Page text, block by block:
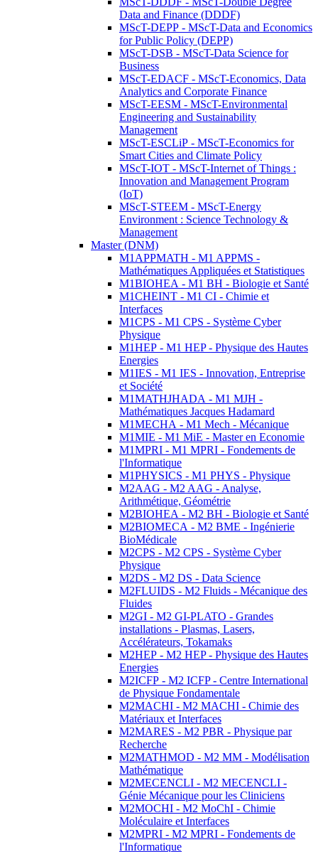
Data and Finance (DDDF)
MScT-DEPP - MScT-Data and Economics
for Public Policy (DEPP)
MScT-DSB - MScT-Data Science for
Business
MScT-EDACF - MScT-Economics, Data
Analytics and Corporate Finance
MScT-EESM - MScT-Environmental
Engineering and Sustainability
Management
MScT-ESCLiP - MScT-Economics for
Smart Cities and Climate Policy
MScT-IOT - MScT-Internet of Things :
Innovation and Management Program
(IoT)
MScT-STEEM - MScT-Energy
Environment : Science Technology &
Management
Master (DNM)
M1APPMATH - M1 APPMS -
Mathématiques Appliquées et Statistiques
M1BIOHEA - M1 BH - Biologie et Santé
M1CHEINT - M1 CI - Chimie et
Interfaces
M1CPS - M1 CPS - Système Cyber
Physique
M1HEP - M1 HEP - Physique des Hautes
Energies
M1IES - M1 IES - Innovation, Entreprise
et Société
M1MATHJHADA - M1 MJH -
Mathématiques Jacques Hadamard
M1MECHA - M1 Mech - Mécanique
M1MIE - M1 MiE - Master en Economie
M1MPRI - M1 MPRI - Fondements de
l'Informatique
M1PHYSICS - M1 PHYS - Physique
M2AAG - M2 AAG - Analyse,
Arithmétique, Géométrie
M2BIOHEA - M2 BH - Biologie et Santé
M2BIOMECA - M2 BME - Ingénierie
BioMédicale
M2CPS - M2 CPS - Système Cyber
Physique
M2DS - M2 DS - Data Science
M2FLUIDS - M2 Fluids - Mécanique des
Fluides
M2GI - M2 GI-PLATO - Grandes
installations - Plasmas, Lasers,
Accélérateurs, Tokamaks
M2HEP - M2 HEP - Physique des Hautes
Energies
M2ICFP - M2 ICFP - Centre International
de Physique Fondamentale
M2MACHI - M2 MACHI - Chimie des
Matériaux et Interfaces
M2MARES - M2 PBR - Physique par
Recherche
M2MATHMOD - M2 MM - Modélisation
Mathématique
M2MECENCLI - M2 MECENCLI -
Génie Mécanique pour les Cliniciens
M2MOCHI - M2 MoChI - Chimie
Moléculaire et Interfaces
M2MPRI - M2 MPRI - Fondements de
l'Informatique